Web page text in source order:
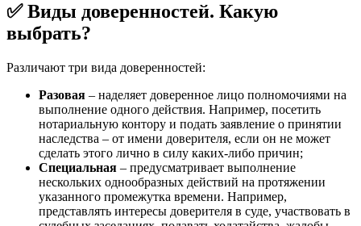
✅ Виды доверенностей. Какую
выбрать?
Различают три вида доверенностей:
Разовая – наделяет доверенное лицо полномочиями на
выполнение одного действия. Например, посетить
нотариальную контору и подать заявление о принятии
наследства – от имени доверителя, если он не может
сделать этого лично в силу каких-либо причин;
Специальная – предусматривает выполнение
нескольких однообразных действий на протяжении
указанного промежутка времени. Например,
представлять интересы доверителя в суде, участвовать в